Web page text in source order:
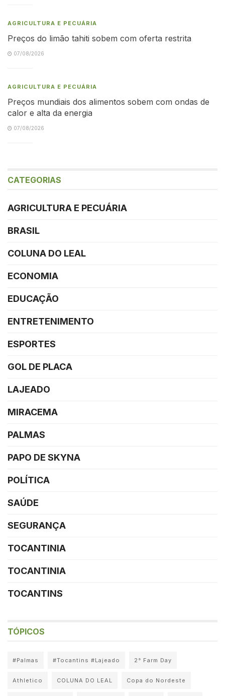
AGRICULTURA E PECUÁRIA
Preços do limão tahiti sobem com oferta restrita
07/08/2026
AGRICULTURA E PECUÁRIA
Preços mundiais dos alimentos sobem com ondas de
calor e alta da energia
07/08/2026
CATEGORIAS
AGRICULTURA E PECUÁRIA
BRASIL
COLUNA DO LEAL
ECONOMIA
EDUCAÇÃO
ENTRETENIMENTO
ESPORTES
GOL DE PLACA
LAJEADO
MIRACEMA
PALMAS
PAPO DE SKYNA
POLÍTICA
SAÚDE
SEGURANÇA
TOCANTINIA
TOCANTINIA
TOCANTINS
TÓPICOS
#Palmas #Tocantins #Lajeado 2° Farm Day
Athletico COLUNA DO LEAL Copa do Nordeste